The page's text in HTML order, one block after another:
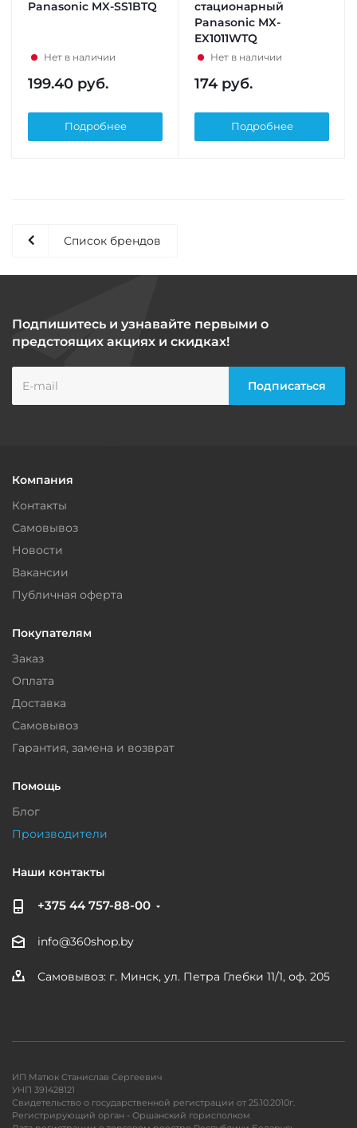
Panasonic MX-SS1BTQ
Нет в наличии
199.40 руб.
Подробнее
стационарный
Panasonic MX-
EX1011WTQ
Нет в наличии
174 руб.
Подробнее
Список брендов
Подпишитесь и узнавайте первыми о
предстоящих акциях и скидках!
Компания
Контакты
Самовывоз
Новости
Вакансии
Публичная оферта
Покупателям
Заказ
Оплата
Доставка
Самовывоз
Гарантия, замена и возврат
Помощь
Блог
Производители
Наши контакты
+375 44 757-88-00
info@360shop.by
Самовывоз: г. Минск, ул. Петра Глебки 11/1, оф. 205
ИП Матюк Станислав Сергеевич
УНП 391428121
Свидетельство о государственной регистрации от 25.10.2010г.
Регистрирующий орган - Оршанский горисполком